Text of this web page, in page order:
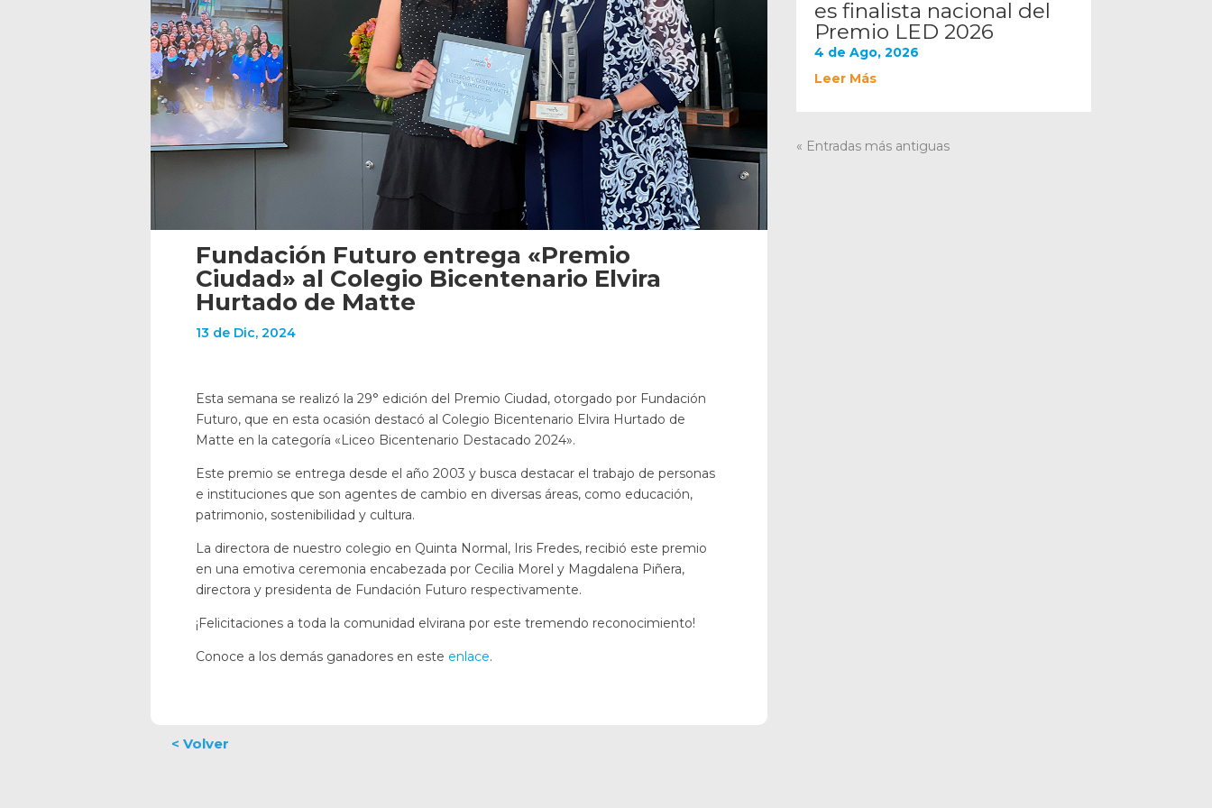
es finalista nacional del
Premio LED 2026
4 de Ago, 2026
Leer Más
« Entradas más antiguas
Fundación Futuro entrega «Premio
Ciudad» al Colegio Bicentenario Elvira
Hurtado de Matte
13 de Dic, 2024
Esta semana se realizó la 29° edición del Premio Ciudad, otorgado por Fundación
Futuro, que en esta ocasión destacó al Colegio Bicentenario Elvira Hurtado de
Matte en la categoría «Liceo Bicentenario Destacado 2024».
Este premio se entrega desde el año 2003 y busca destacar el trabajo de personas
e instituciones que son agentes de cambio en diversas áreas, como educación,
patrimonio, sostenibilidad y cultura.
La directora de nuestro colegio en Quinta Normal, Iris Fredes, recibió este premio
en una emotiva ceremonia encabezada por Cecilia Morel y Magdalena Piñera,
directora y presidenta de Fundación Futuro respectivamente.
¡Felicitaciones a toda la comunidad elvirana por este tremendo reconocimiento!
Conoce a los demás ganadores en este enlace.